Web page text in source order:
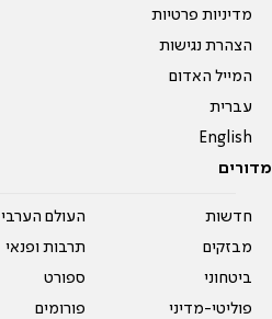
מדיניות פרטיות
הצהרת נגישות
המייל האדום
עברית
English
מדורים
חדשות
מבזקים
ביטחוני
פוליטי-מדיני
העולם הערבי
תרבות ופנאי
ספורט
פורומים